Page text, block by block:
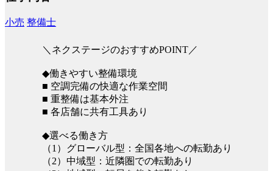
小売 整備士
＼ネクステージのおすすめPOINT／
◆働きやすい整備環境
■ 空調完備の快適な作業空間
■ 重整備は基本外注
■ 各店舗に共有工具あり
◆選べる働き方
（1）グローバル型：全国各地への転勤あり
（2）中域型：近隣圏での転勤あり